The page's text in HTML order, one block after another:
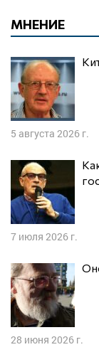
МНЕНИЕ
5 августа 2026 г.
Как падет Путин: Хроника успешного
7 июля 2026 г.
28 июня 2026 г.